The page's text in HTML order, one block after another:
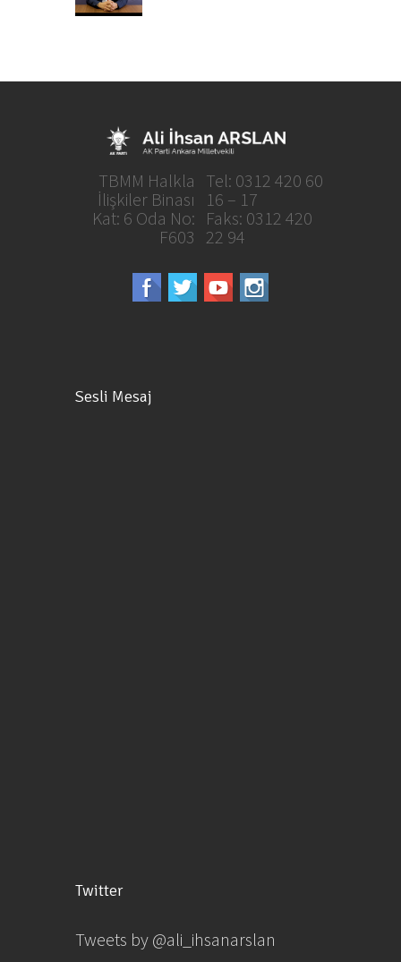
Tel: 0312 420 60
16 – 17
Faks: 0312 420
22 94
TBMM Halkla
İlişkiler Binası
Kat: 6 Oda No:
F603
Sesli Mesaj
Twitter
Tweets by @ali_ihsanarslan